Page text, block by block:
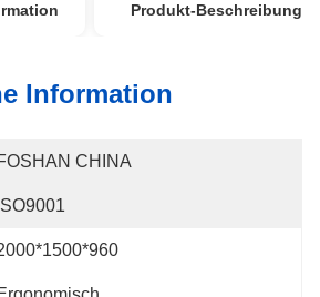
Produkt-Beschreibung
Information
CHINA
ISO9001